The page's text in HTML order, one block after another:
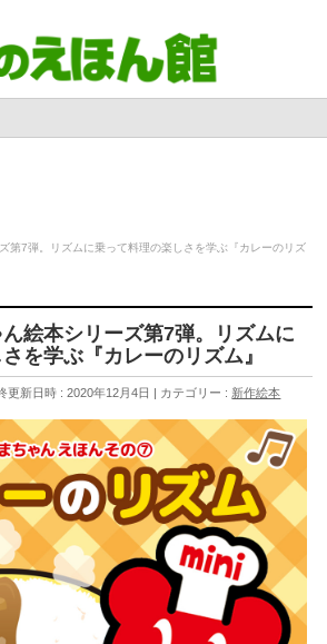
第7弾。リズムに乗って料理の楽しさを学ぶ『カレーのリズ
絵本シリーズ第7弾。リズムに
を学ぶ『カレーのリズム』
更新日時 : 2020年12月4日 カテゴリー : 新作絵本